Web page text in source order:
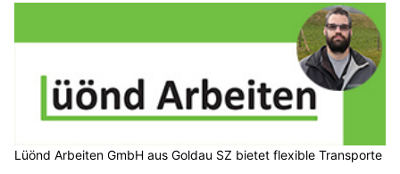
Lüönd Arbeiten GmbH aus Goldau SZ bietet flexible Transporte